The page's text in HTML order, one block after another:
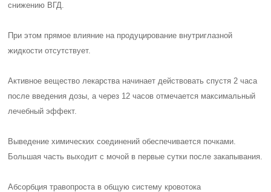
снижению ВГД.
При этом прямое влияние на продуцирование внутриглазной
жидкости отсутствует.
Активное вещество лекарства начинает действовать спустя 2 часа
после введения дозы, а через 12 часов отмечается максимальный
лечебный эффект.
Выведение химических соединений обеспечивается почками.
Большая часть выходит с мочой в первые сутки после закапывания.
Абсорбция травопроста в общую систему кровотока